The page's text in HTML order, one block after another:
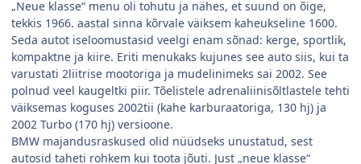
„Neue klasse“ menu oli tohutu ja nähes, et suund on õige,
tekkis 1966. aastal sinna kõrvale väiksem kaheukseline 1600.
Seda autot iseloomustasid veelgi enam sõnad: kerge, sportlik,
kompaktne ja kiire. Eriti menukaks kujunes see auto siis, kui ta
varustati 2liitrise mootoriga ja mudelinimeks sai 2002. See
polnud veel kaugeltki piir. Tõelistele adrenaliinisõltlastele tehti
väiksemas koguses 2002tii (kahe karburaatoriga, 130 hj) ja
2002 Turbo (170 hj) versioone.
BMW majandusraskused olid nüüdseks unustatud, sest
autosid taheti rohkem kui toota jõuti. Just „neue klasse“